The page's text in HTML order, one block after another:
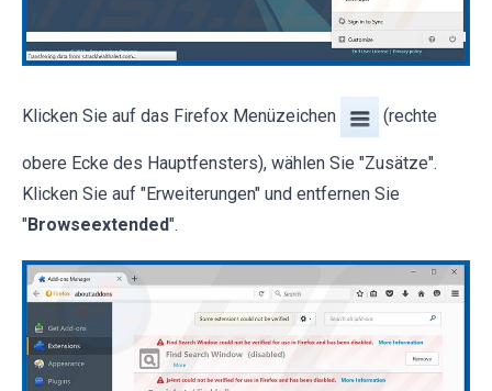
Klicken Sie auf das Firefox Menüzeichen (rechte
obere Ecke des Hauptfensters), wählen Sie "Zusätze".
Klicken Sie auf "Erweiterungen" und entfernen Sie
"Browseextended".